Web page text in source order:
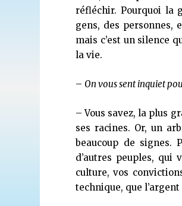
réfléchir. Pourquoi la
gens, des personnes,
mais c’est un silence
la vie.
– On vous sent inquiet
– Vous savez, la plus
ses racines. Or, un
beaucoup de signes.
d’autres peuples,
culture, vos
technique, que